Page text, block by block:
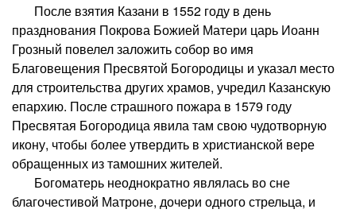
После взятия Казани в 1552 году в день
празднования Покрова Божией Матери царь Иоанн
Грозный повелел заложить собор во имя
Благовещения Пресвятой Богородицы и указал место
для строительства других храмов, учредил Казанскую
епархию. После страшного пожара в 1579 году
Пресвятая Богородица явила там свою чудотворную
икону, чтобы более утвердить в христианской вере
обращенных из тамошних жителей.
Богоматерь неоднократно являлась во сне
благочестивой Матроне, дочери одного стрельца, и